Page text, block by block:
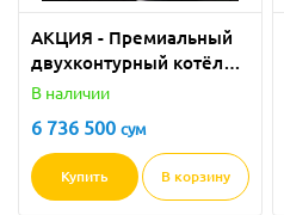
АКЦИЯ - Премиальный
двухконтурный котёл
BESTON ULTIMA Pro 24
ПОЛНОМ КОМПЛЕКТЕ
от Activial.uz!
В наличии
6 736 500 сум
Купить В корзину